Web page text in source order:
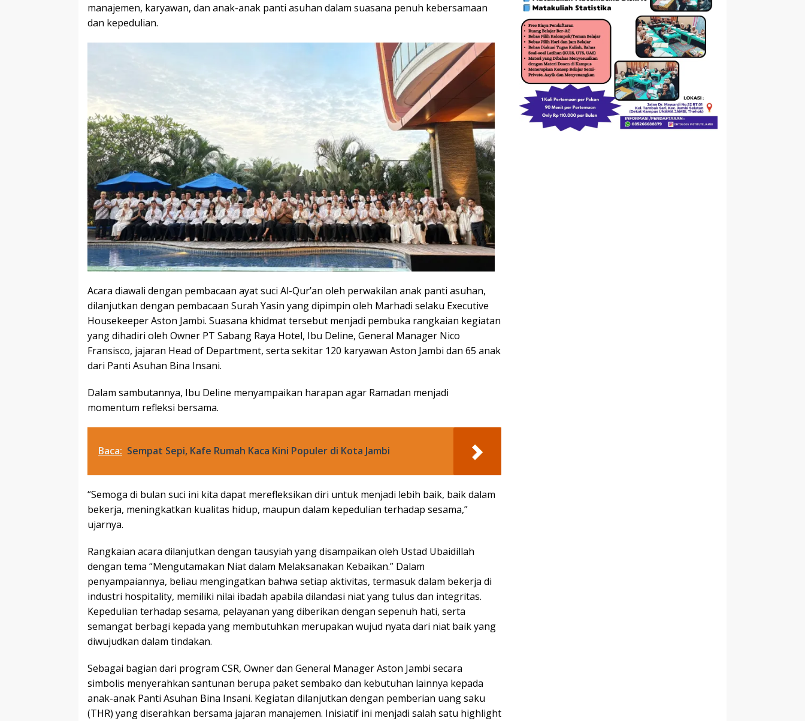
manajemen, karyawan, dan anak-anak panti asuhan dalam suasana penuh kebersamaan
dan kepedulian.
Acara diawali dengan pembacaan ayat suci Al-Qur’an oleh perwakilan anak panti asuhan,
dilanjutkan dengan pembacaan Surah Yasin yang dipimpin oleh Marhadi selaku Executive
Housekeeper Aston Jambi. Suasana khidmat tersebut menjadi pembuka rangkaian kegiatan
yang dihadiri oleh Owner PT Sabang Raya Hotel, Ibu Deline, General Manager Nico
Fransisco, jajaran Head of Department, serta sekitar 120 karyawan Aston Jambi dan 65 anak
dari Panti Asuhan Bina Insani.
Dalam sambutannya, Ibu Deline menyampaikan harapan agar Ramadan menjadi
momentum refleksi bersama.
Baca: Sempat Sepi, Kafe Rumah Kaca Kini Populer di Kota Jambi
“Semoga di bulan suci ini kita dapat merefleksikan diri untuk menjadi lebih baik, baik dalam
bekerja, meningkatkan kualitas hidup, maupun dalam kepedulian terhadap sesama,”
ujarnya.
Rangkaian acara dilanjutkan dengan tausyiah yang disampaikan oleh Ustad Ubaidillah
dengan tema “Mengutamakan Niat dalam Melaksanakan Kebaikan.” Dalam
penyampaiannya, beliau mengingatkan bahwa setiap aktivitas, termasuk dalam bekerja di
industri hospitality, memiliki nilai ibadah apabila dilandasi niat yang tulus dan integritas.
Kepedulian terhadap sesama, pelayanan yang diberikan dengan sepenuh hati, serta
semangat berbagi kepada yang membutuhkan merupakan wujud nyata dari niat baik yang
diwujudkan dalam tindakan.
Sebagai bagian dari program CSR, Owner dan General Manager Aston Jambi secara
simbolis menyerahkan santunan berupa paket sembako dan kebutuhan lainnya kepada
anak-anak Panti Asuhan Bina Insani. Kegiatan dilanjutkan dengan pemberian uang saku
(THR) yang diserahkan bersama jajaran manajemen. Inisiatif ini menjadi salah satu highlight